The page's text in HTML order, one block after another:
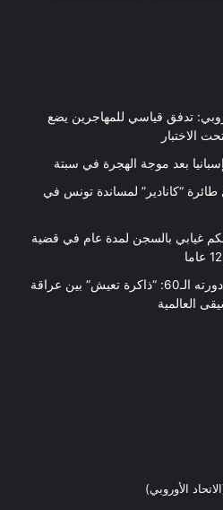
تدفق قياسي للمهاجرين يضع
الاختبار
بعد موجة الهجرة في سبتة
طائرة “كانادير” لمساندة تونس في
غيابي بالسجن لمدة عام في قضية
مهرجان الحمامات الدولي في دورته الـ60: “ذاكرة تعيش” بين عراقة
العالمية
الأوروبي)